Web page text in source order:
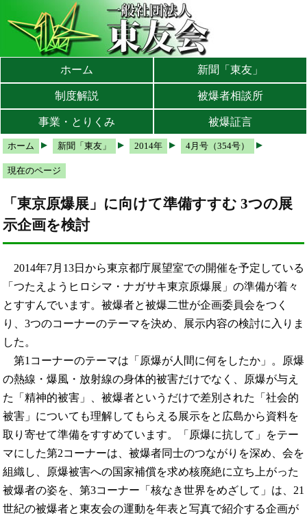
メインメニューへ
サブメニューへ
現在地ナビ（パンくずリスト）へ
ホーム 新聞「東友」
制度解説 被爆者相談所
事業・とりくみ 被爆証言
ホーム 新聞「東友」 2014年 4月号（354号）
現在のページ
「東京原爆展」に向けて準備すすむ 3つの展
示企画を検討
2014年7月13日から東京都庁展望室での開催を予定している
「つたえようヒロシマ・ナガサキ東京原爆展」の準備が着々
とすすんでいます。被爆者と被爆二世が企画委員会をつく
り、3つのコーナーのテーマを決め、展示内容の検討に入りま
した。
第1コーナーのテーマは「原爆が人間に何をしたか」。原爆
の熱線・爆風・放射線の身体的被害だけでなく、原爆が与え
た「精神的被害」、被爆者というだけで差別された「社会的
被害」についても理解してもらえる展示をと広島から資料を
取り寄せて準備をすすめています。「原爆に抗して」をテー
マにした第2コーナーは、被爆者同士のつながりを深め、会を
組織し、原爆被害への国家補償を求め核廃絶に立ち上がった
被爆者の姿を、第3コーナー「核なき世界をめざして」は、21
世紀の被爆者と東友会の運動を年表と写真で紹介する企画が